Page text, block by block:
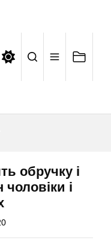
обручку і
і